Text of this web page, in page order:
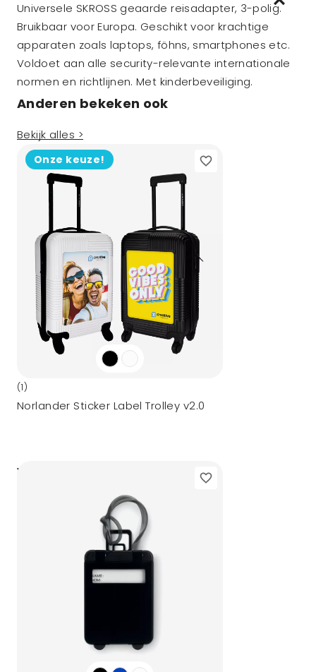
Universele SKROSS geaarde reisadapter, 3-polig.
Bruikbaar voor Europa. Geschikt voor krachtige
apparaten zoals laptops, föhns, smartphones etc.
Voldoet aan alle security-relevante internationale
normen en richtlijnen. Met kinderbeveiliging.
Anderen bekeken ook
Bekijk alles >
Onze keuze!
(1)
Norlander Sticker Label Trolley v2.0
vanaf